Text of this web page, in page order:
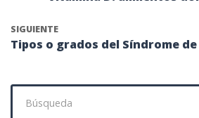
SIGUIENTE
Tipos o grados del Síndrome